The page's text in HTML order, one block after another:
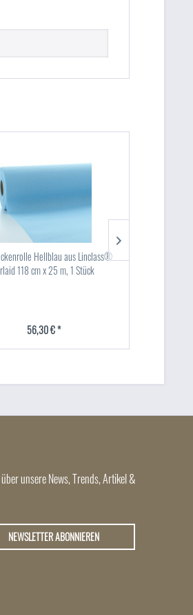
Hellblau aus Linclass®
118 cm x 25 m, 1 Stück
56,30 € *
unsere News, Trends, Artikel &
NEWSLETTER ABONNIEREN